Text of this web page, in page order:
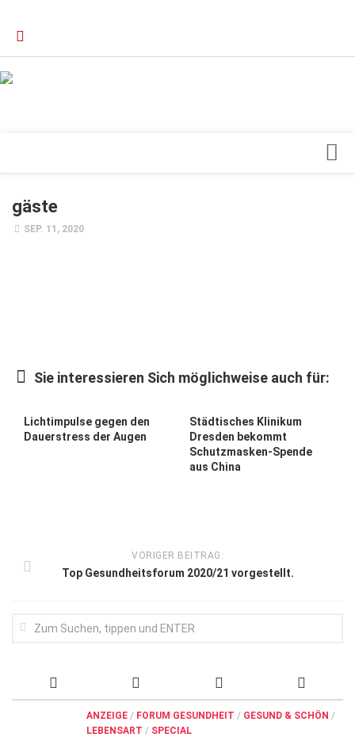
Forschung
Forum Gesundheit
Hören
gäste
SEP. 11, 2020
Sie interessieren Sich möglichweise auch für:
Lichtimpulse gegen den
Dauerstress der Augen
Städtisches Klinikum
Dresden bekommt
Schutzmasken-Spende
aus China
VORIGER BEITRAG:
Top Gesundheitsforum 2020/21 vorgestellt.
ANZEIGE / FORUM GESUNDHEIT / GESUND & SCHÖN /
LEBENSART / SPECIAL